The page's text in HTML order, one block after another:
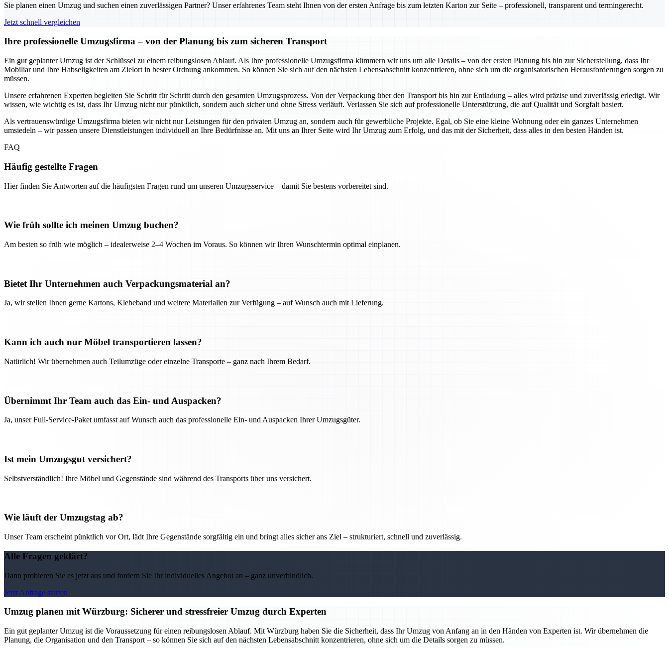
Sie planen einen Umzug und suchen einen zuverlässigen Partner? Unser erfahrenes Team steht Ihnen von der ersten Anfrage bis zum letzten Karton zur Seite – professionell, transparent und termingerecht.
Jetzt schnell vergleichen
Ihre professionelle Umzugsfirma – von der Planung bis zum sicheren Transport
Ein gut geplanter Umzug ist der Schlüssel zu einem reibungslosen Ablauf. Als Ihre professionelle Umzugsfirma kümmern wir uns um alle Details – von der ersten Planung bis hin zur Sicherstellung, dass Ihr
Mobiliar und Ihre Habseligkeiten am Zielort in bester Ordnung ankommen. So können Sie sich auf den nächsten Lebensabschnitt konzentrieren, ohne sich um die organisatorischen Herausforderungen sorgen zu
müssen.
Unsere erfahrenen Experten begleiten Sie Schritt für Schritt durch den gesamten Umzugsprozess. Von der Verpackung über den Transport bis hin zur Entladung – alles wird präzise und zuverlässig erledigt. Wir
wissen, wie wichtig es ist, dass Ihr Umzug nicht nur pünktlich, sondern auch sicher und ohne Stress verläuft. Verlassen Sie sich auf professionelle Unterstützung, die auf Qualität und Sorgfalt basiert.
Als vertrauenswürdige Umzugsfirma bieten wir nicht nur Leistungen für den privaten Umzug an, sondern auch für gewerbliche Projekte. Egal, ob Sie eine kleine Wohnung oder ein ganzes Unternehmen
umsiedeln – wir passen unsere Dienstleistungen individuell an Ihre Bedürfnisse an. Mit uns an Ihrer Seite wird Ihr Umzug zum Erfolg, und das mit der Sicherheit, dass alles in den besten Händen ist.
FAQ
Häufig gestellte Fragen
Hier finden Sie Antworten auf die häufigsten Fragen rund um unseren Umzugsservice – damit Sie bestens vorbereitet sind.
Wie früh sollte ich meinen Umzug buchen?
Am besten so früh wie möglich – idealerweise 2–4 Wochen im Voraus. So können wir Ihren Wunschtermin optimal einplanen.
Bietet Ihr Unternehmen auch Verpackungsmaterial an?
Ja, wir stellen Ihnen gerne Kartons, Klebeband und weitere Materialien zur Verfügung – auf Wunsch auch mit Lieferung.
Kann ich auch nur Möbel transportieren lassen?
Natürlich! Wir übernehmen auch Teilumzüge oder einzelne Transporte – ganz nach Ihrem Bedarf.
Übernimmt Ihr Team auch das Ein- und Auspacken?
Ja, unser Full-Service-Paket umfasst auf Wunsch auch das professionelle Ein- und Auspacken Ihrer Umzugsgüter.
Ist mein Umzugsgut versichert?
Selbstverständlich! Ihre Möbel und Gegenstände sind während des Transports über uns versichert.
Wie läuft der Umzugstag ab?
Unser Team erscheint pünktlich vor Ort, lädt Ihre Gegenstände sorgfältig ein und bringt alles sicher ans Ziel – strukturiert, schnell und zuverlässig.
Alle Fragen geklärt?
Dann probieren Sie es jetzt aus und fordern Sie Ihr individuelles Angebot an – ganz unverbindlich.
Jetzt Anfrage starten
Umzug planen mit Würzburg: Sicherer und stressfreier Umzug durch Experten
Ein gut geplanter Umzug ist die Voraussetzung für einen reibungslosen Ablauf. Mit Würzburg haben Sie die Sicherheit, dass Ihr Umzug von Anfang an in den Händen von Experten ist. Wir übernehmen die
Planung, die Organisation und den Transport – so können Sie sich auf den nächsten Lebensabschnitt konzentrieren, ohne sich um die Details sorgen zu müssen.